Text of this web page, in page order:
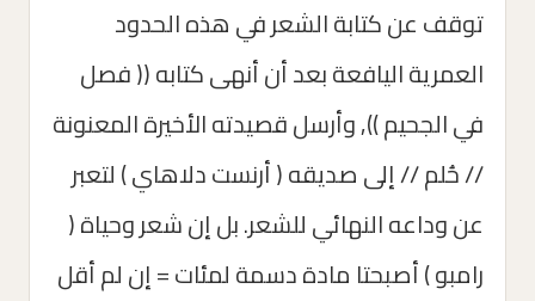
توقف عن كتابة الشعر في هذه الحدود
العمرية اليافعة بعد أن أنهى كتابه (( فصل
في الجحيم )), وأرسل قصيدته الأخيرة المعنونة
// حُلم // إلى صديقه ( أرنست دلاهاي ) لتعبر
عن وداعه النهائي للشعر. بل إن شعر وحياة (
رامبو ) أصبحتا مادة دسمة لمئات = إن لم أقل